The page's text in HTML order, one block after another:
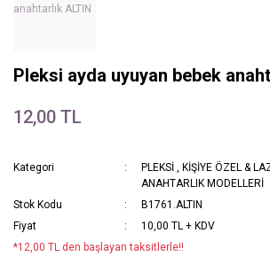
Pleksi ayda uyuyan bebek
12,00 TL
Kategori PLEKSİ , KİŞİYE ÖZEL &
ANAHTARLIK MODELLERİ
Stok Kodu
B1761.ALTIN
Fiyat
10,00 TL + KDV
*12,00 TL den başlayan taksitlerle!!